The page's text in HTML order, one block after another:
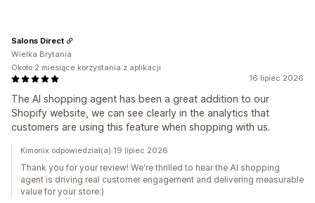
16 lipiec 2026
The AI shopping agent has been a great addition to our
Shopify website, we can see clearly in the analytics that
customers are using this feature when shopping with us.
Salons Direct
Wielka Brytania
Około 2 miesiące korzystania z aplikacji
Kimonix odpowiedział(a) 19 lipiec 2026
Thank you for your review! We're thrilled to hear the AI shopping
agent is driving real customer engagement and delivering measurable
value for your store:)